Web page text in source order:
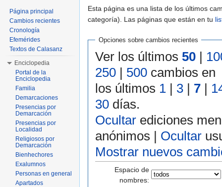
Esta página es una lista de los últimos
categoría). Las páginas que están en tu
Opciones sobre cambios recientes
Ver los últimos 50 |
250 | 500 cambios en
los últimos 1 | 3 | 7 |
30 días.
Ocultar ediciones
anónimos | Ocultar
Mostrar nuevos
Espacio de
nombres:
Página principal
Cambios recientes
Cronología
Efemérides
Textos de Calasanz
Enciclopedia
Portal de la
Enciclopedia
Familia
Demarcaciones
Presencias por
Demarcación
Presencias por
Localidad
Religiosos por
Demarcación
Bienhechores
Exalumnos
Personas en general
Apartados